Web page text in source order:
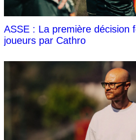
ASSE : La première décision
joueurs par Cathro